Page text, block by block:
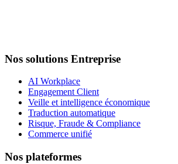
Nos solutions Entreprise
AI Workplace
Engagement Client
Veille et intelligence économique
Traduction automatique
Risque, Fraude & Compliance
Commerce unifié
Nos plateformes